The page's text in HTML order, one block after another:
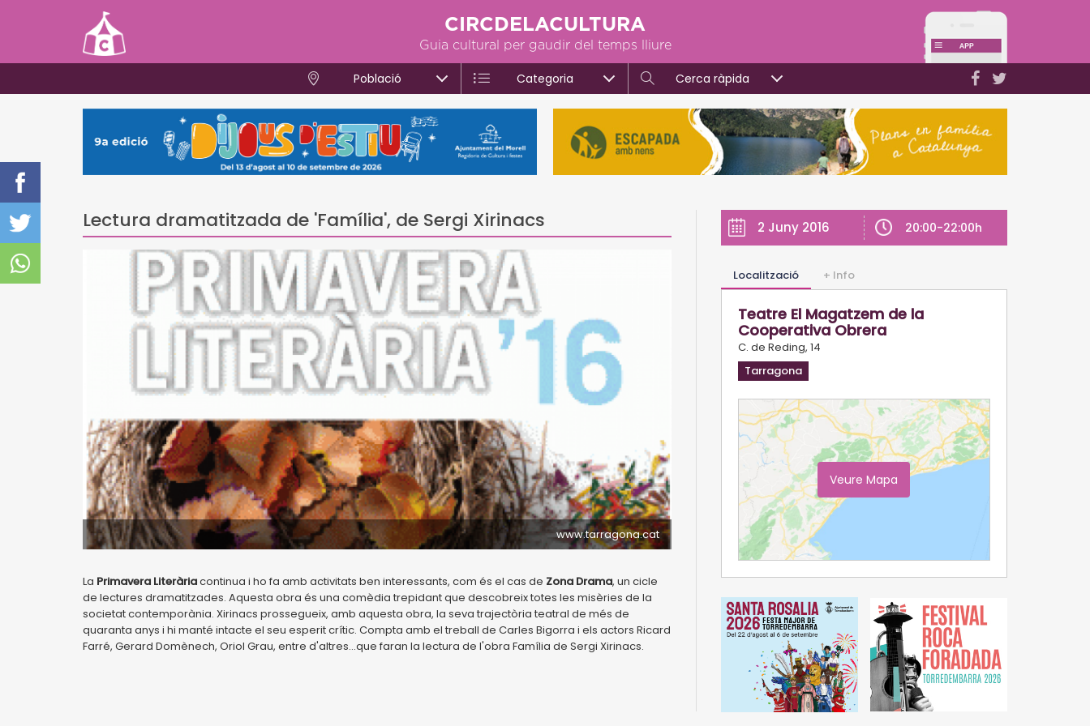
CIRCDELACULTURA
Guia cultural per gaudir del temps lliure
Població Categoria Cerca ràpida
Lectura dramatitzada de 'Família', de Sergi Xirinacs
www.tarragona.cat
La Primavera Literàriacontinua i ho fa amb activitats ben interessants, com és el cas de Zona Drama, un cicle
de lectures dramatitzades. Aquesta obra és una comèdia trepidant que descobreix totes les misèries de la
societat contemporània. Xirinacs prossegueix, amb aquesta obra, la seva trajectòria teatral de més de
quaranta anys i hi manté intacte el seu esperit crític. Compta amb el treball de Carles Bigorra i els actors Ricard
Farré, Gerard Domènech, Oriol Grau, entre d'altres...que faran la lectura de l'obra Família de Sergi Xirinacs.
2 Juny 2016 20:00-22:00h
Localització + Info
Teatre El Magatzem de la
Cooperativa Obrera
C. de Reding, 14
Tarragona
Veure Mapa